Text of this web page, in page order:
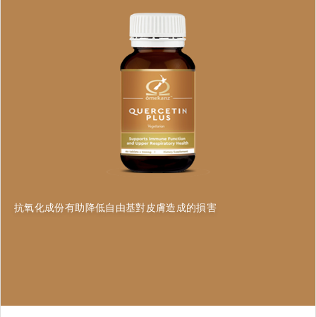
抗氧化成份有助降低自由基對皮膚造成的損害